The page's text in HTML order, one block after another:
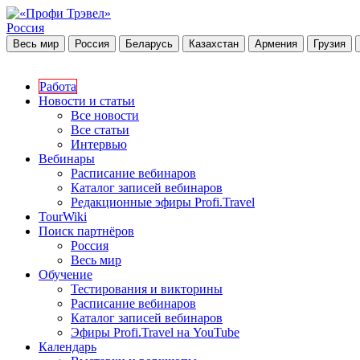
Россия
Весь мир Россия Беларусь Казахстан Армения Грузия
Работа
Новости и статьи
Все новости
Все статьи
Интервью
Вебинары
Расписание вебинаров
Каталог записей вебинаров
Редакционные эфиры Profi.Travel
TourWiki
Поиск партнёров
Россия
Весь мир
Обучение
Тестирования и викторины
Расписание вебинаров
Каталог записей вебинаров
Эфиры Profi.Travel на YouTube
Календарь